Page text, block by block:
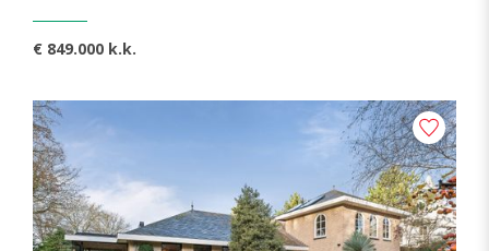
€ 849.000 k.k.